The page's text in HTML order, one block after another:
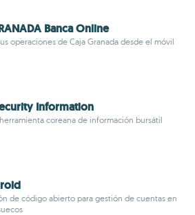
Banca Online
operaciones de Caja Granada desde el móvil
Information
coreana de información bursátil
de código abierto para gestión de cuentas en